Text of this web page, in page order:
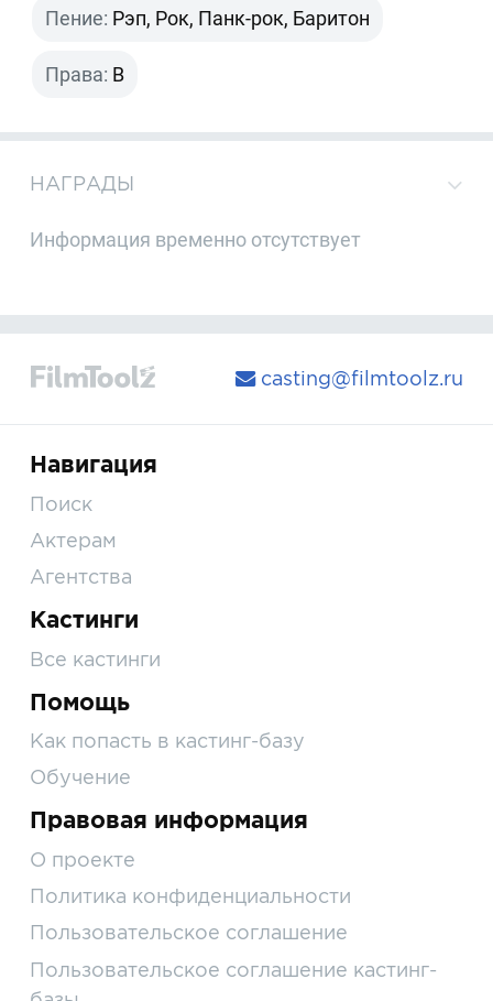
Пение: Рэп, Рок, Панк-рок, Баритон
Права: B
НАГРАДЫ
Информация временно отсутствует
casting@filmtoolz.ru
Навигация
Поиск
Актерам
Агентства
Кастинги
Все кастинги
Помощь
Как попасть в кастинг-базу
Обучение
Правовая информация
О проекте
Политика конфиденциальности
Пользовательское соглашение
Пользовательское соглашение кастинг-